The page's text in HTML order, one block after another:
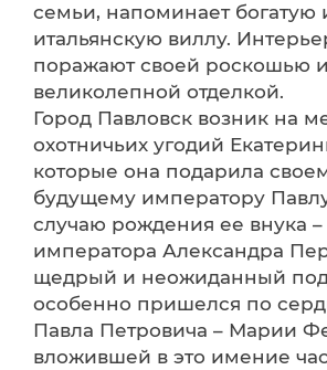
семьи, напоминает богатую
итальянскую виллу.
поражают своей роскошью и
великолепной отделкой.
Город Павловск возник на
охотничьих угодий
которые она подарила
будущему императору
случаю рождения ее внука
императора Александра
щедрый и неожиданный
особенно пришелся по
Павла Петровича – Марии
вложившей в это имение